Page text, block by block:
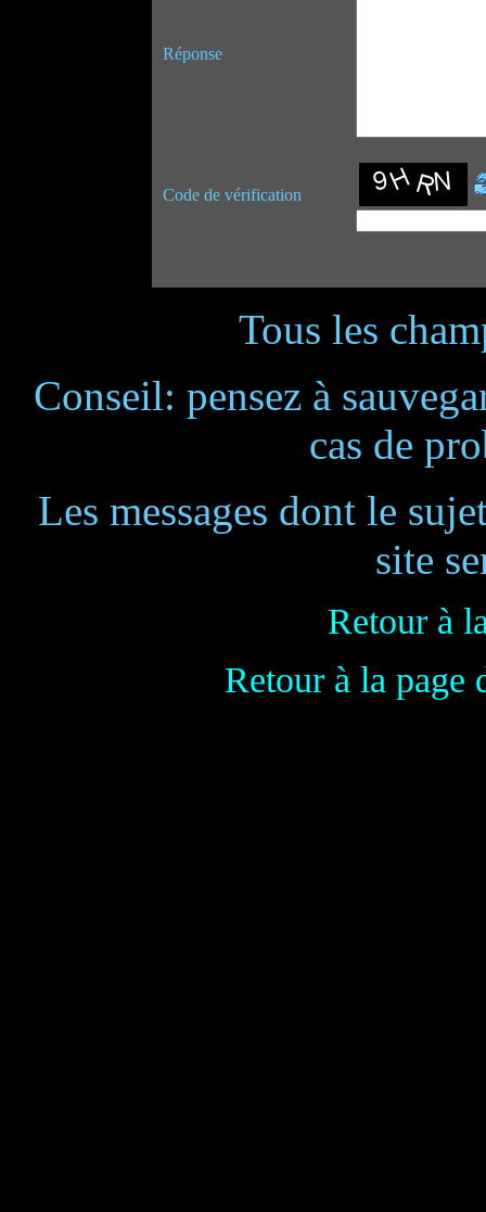
Réponse
Code de vérification
Tous les
Conseil: pensez à
cas de
Les messages dont le
site
Retour à
Retour à la page